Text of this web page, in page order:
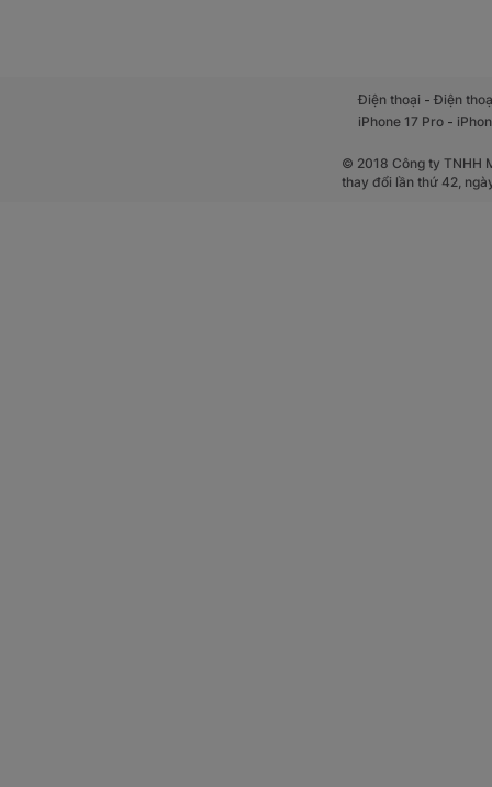
Điện thoại -Điện
iPhone 17 Pro -
© 2018 Công ty TNHH
thay đổi lần thứ 42,